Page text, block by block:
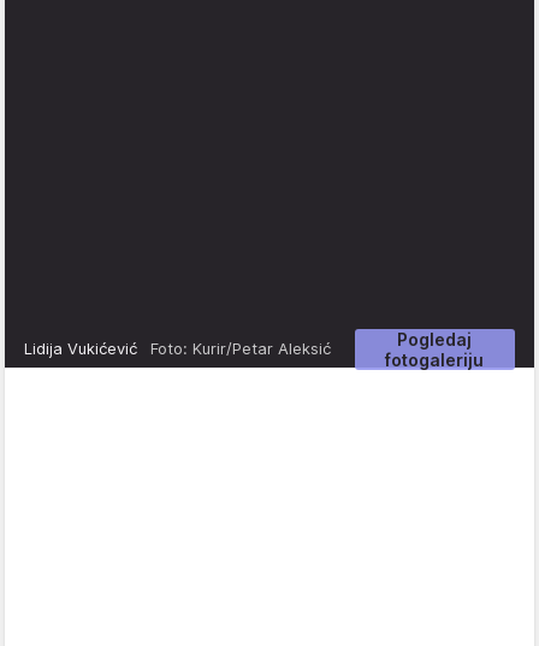
Pogledaj
fotogaleriju
Lidija Vukićević Foto: Kurir/Petar Aleksić